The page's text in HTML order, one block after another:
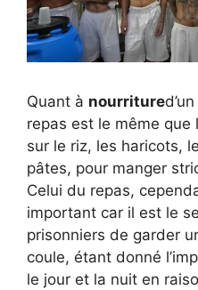
Quant à nourriture
repas est le même
sur le riz, les haricots,
pâtes, pour manger
Celui du repas,
important car il est le
prisonniers de garder
coule, étant donné
le jour et la nuit en